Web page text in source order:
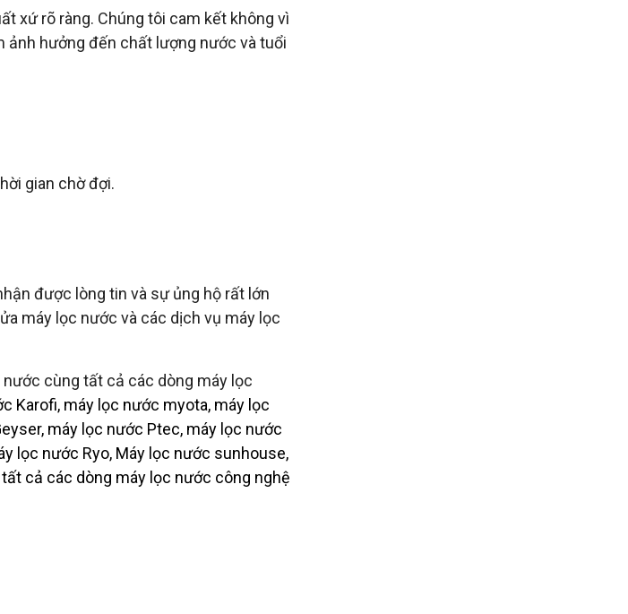
xứ rõ ràng. Chúng tôi cam kết không vì
ảnh hưởng đến chất lượng nước và tuổi
gian chờ đợi.
được lòng tin và sự ủng hộ rất lớn
máy lọc nước và các dịch vụ máy lọc
cùng tất cả các dòng máy lọc
Karofi, máy lọc nước myota, máy lọc
máy lọc nước Ptec, máy lọc nước
lọc nước Ryo, Máy lọc nước sunhouse,
cả các dòng máy lọc nước công nghệ